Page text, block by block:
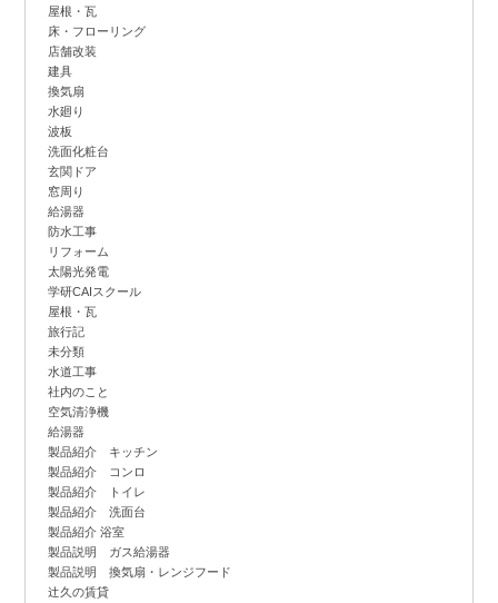
屋根・瓦
床・フローリング
店舗改装
建具
換気扇
水廻り
波板
洗面化粧台
玄関ドア
窓周り
給湯器
防水工事
リフォーム
太陽光発電
学研CAIスクール
屋根・瓦
旅行記
未分類
水道工事
社内のこと
空気清浄機
給湯器
製品紹介 キッチン
製品紹介 コンロ
製品紹介 トイレ
製品紹介 洗面台
製品紹介 浴室
製品説明 ガス給湯器
製品説明 換気扇・レンジフード
辻久の賃貸